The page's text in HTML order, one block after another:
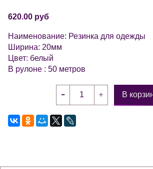
620.00 руб
Наименование: Резинка для одежды
Ширина: 20мм
Цвет: белый
В рулоне : 50 метров
В